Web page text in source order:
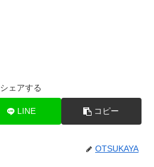
シェアする
LINE コピー
OTSUKAYA